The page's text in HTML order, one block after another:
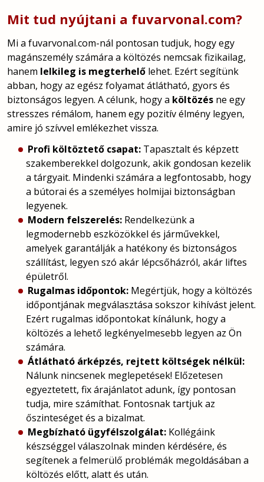
Mit tud nyújtani a fuvarvonal.com?
Mi a fuvarvonal.com-nál pontosan tudjuk, hogy egy
magánszemély számára a költözés nemcsak fizikailag,
hanem lelkileg is megterhelő lehet. Ezért segítünk
abban, hogy az egész folyamat átlátható, gyors és
biztonságos legyen. A célunk, hogy a költözés ne egy
stresszes rémálom, hanem egy pozitív élmény legyen,
amire jó szívvel emlékezhet vissza.
Profi költöztető csapat: Tapasztalt és képzett
szakemberekkel dolgozunk, akik gondosan kezelik
a tárgyait. Mindenki számára a legfontosabb, hogy
a bútorai és a személyes holmijai biztonságban
legyenek.
Modern felszerelés: Rendelkezünk a
legmodernebb eszközökkel és járművekkel,
amelyek garantálják a hatékony és biztonságos
szállítást, legyen szó akár lépcsőházról, akár liftes
épületről.
Rugalmas időpontok: Megértjük, hogy a költözés
időpontjának megválasztása sokszor kihívást jelent.
Ezért rugalmas időpontokat kínálunk, hogy a
költözés a lehető legkényelmesebb legyen az Ön
számára.
Átlátható árképzés, rejtett költségek nélkül:
Nálunk nincsenek meglepetések! Előzetesen
egyeztetett, fix árajánlatot adunk, így pontosan
tudja, mire számíthat. Fontosnak tartjuk az
őszinteséget és a bizalmat.
Megbízható ügyfélszolgálat: Kollégáink
készséggel válaszolnak minden kérdésére, és
segítenek a felmerülő problémák megoldásában a
költözés előtt, alatt és után.